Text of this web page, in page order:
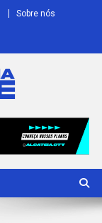
Sobre nós